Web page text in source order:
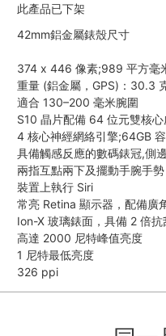
此產品已下架
42mm鋁金屬錶殼尺寸
374 x 446 像素;989 平方毫
重量 (鋁金屬，GPS)：30.3
適合 130–200 毫米腕圍
S10 晶片配備 64 位元雙核心
4 核心神經網絡引擎;64GB
具備觸感反應的數碼錶冠,側
兩指互點兩下及擺動手腕手勢
裝置上執行 Siri
常亮 Retina 顯示器，配備廣
Ion-X 玻璃錶面，具備 2 倍
高達 2000 尼特峰值亮度
1 尼特最低亮度
326 ppi